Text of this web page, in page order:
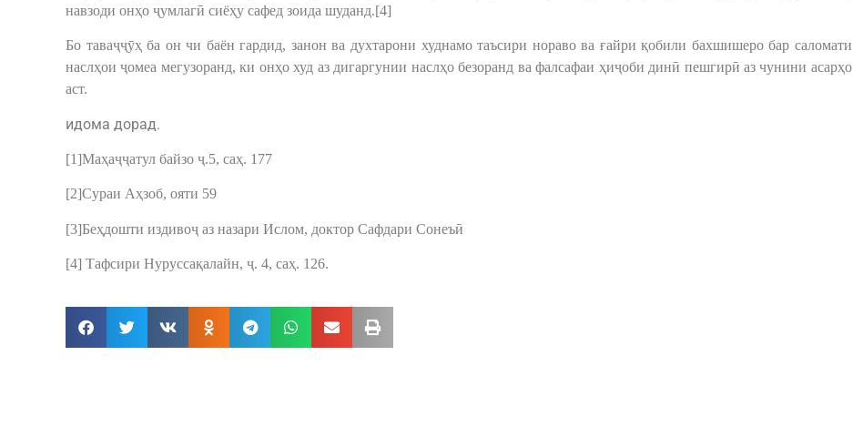
навзоди онҳо ҷумлагӣ сиёҳу сафед зоида шуданд.[4]
Бо таваҷҷӯҳ ба он чи баён гардид, занон ва духтарони худнамо таъсири нораво ва ғайри қобили бахшишеро бар саломати
наслҳои ҷомеа мегузоранд, ки онҳо худ аз дигаргунии наслҳо безоранд ва фалсафаи ҳиҷоби динӣ пешгирӣ аз чунини асарҳо
аст.
идома дорад.
[1]Маҳаҷҷатул байзо ҷ.5, саҳ. 177
[2]Сураи Аҳзоб, ояти 59
[3]Беҳдошти издивоҷ аз назари Ислом, доктор Сафдари Сонеъӣ
[4] Тафсири Нуруссақалайн, ҷ. 4, саҳ. 126.